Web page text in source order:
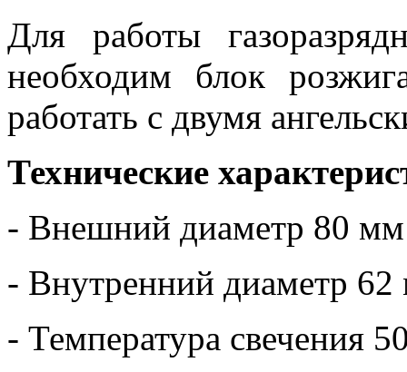
Для работы
необходим блок
работать с двумя
Технические
- Внешний диаметр 80 мм
- Внутренний диаметр
- Температура свечения